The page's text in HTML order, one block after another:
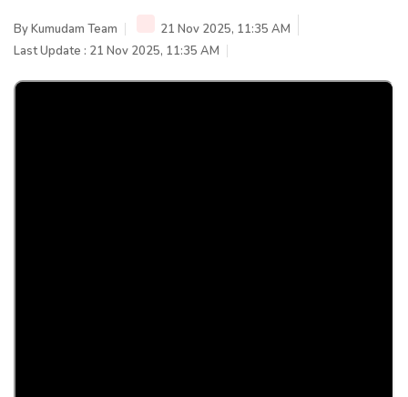
ByKumudam Team
21 Nov 2025, 11:35 AM
Last Update : 21 Nov 2025, 11:35 AM